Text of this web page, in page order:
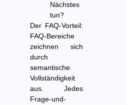
Nächstes
tun?
Der FAQ-Vorteil:
FAQ-Bereiche
zeichnen sich
durch
semantische
Vollständigkeit
aus. Jedes
Frage-und-